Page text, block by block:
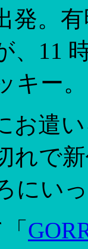
発。
、11
キー。
お遣
れで
にい